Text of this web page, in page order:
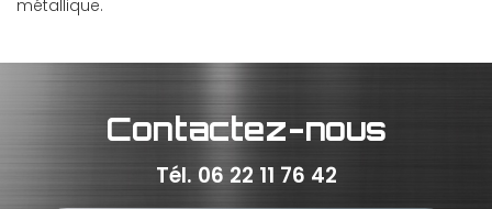
métallique.
Contactez-nous
Tél. 06 22 11 76 42